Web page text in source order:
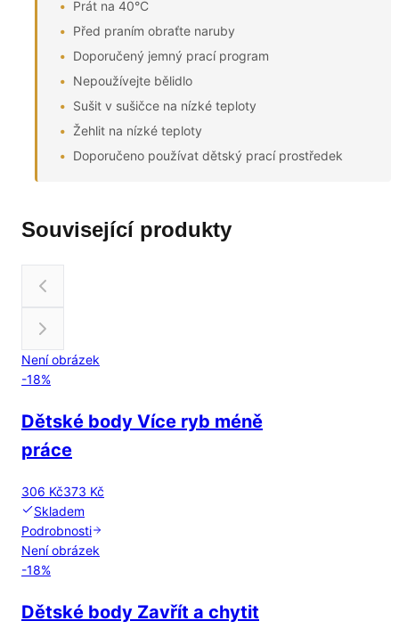
Prát na 40°C
Před praním obraťte naruby
Doporučený jemný prací program
Nepoužívejte bělidlo
Sušit v sušičce na nízké teploty
Žehlit na nízké teploty
Doporučeno používat dětský prací prostředek
Související produkty
Není obrázek
-18%
Dětské body Více ryb méně
práce
306 Kč373 Kč
Skladem
Podrobnosti
Není obrázek
-18%
Dětské body Zavřít a chytit